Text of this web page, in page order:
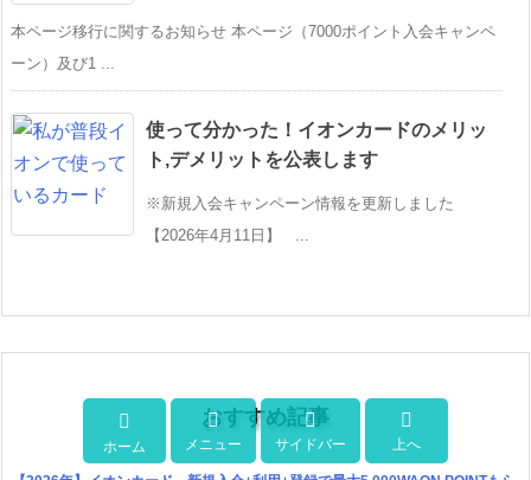
本ページ移行に関するお知らせ 本ページ（7000ポイント入会キャンペ
ーン）及び1 ...
使って分かった！イオンカードのメリッ
ト,デメリットを公表します
※新規入会キャンペーン情報を更新しました
【2026年4月11日】 ...
おすすめ記事

ホーム

メニュー

サイドバー

上へ